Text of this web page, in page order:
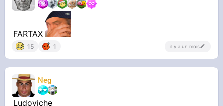
FARTAX
15 1 il y a un mois
Neg
Ludoviche